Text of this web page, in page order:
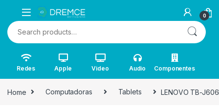
0
Search for:
Redes Apple Video Audio Componentes
Home Computadoras Tablets LENOVO TB-